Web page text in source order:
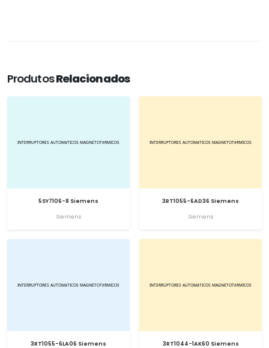
ProdutosRelacionados
5SY7106-8 Siemens
Siemens
3RT1055-6AD36 Siemens
Siemens
3RT1055-6LA06 Siemens
3RT1044-1AK60 Siemens